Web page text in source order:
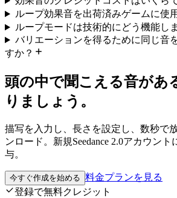
ループ効果音を出荷済みゲームに使
ループモードは技術的にどう機能し
バリエーションを得るために同じ音
すか？
頭の中で聞こえる音があ
りましょう。
描写を入力し、長さを設定し、数秒で
ンロード。新規Seedance 2.0アカウン
与。
今すぐ作成を始める 料金プランを見る
登録で無料クレジット